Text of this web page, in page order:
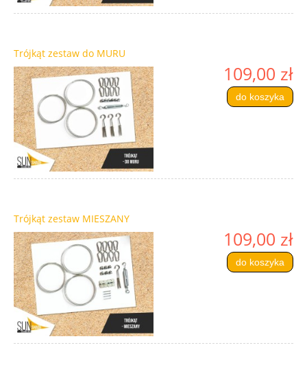
Trójkąt zestaw do MURU
109,00 zł
do koszyka
Trójkąt zestaw MIESZANY
109,00 zł
do koszyka